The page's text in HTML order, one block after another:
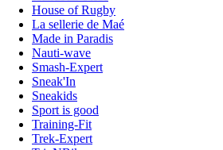
House of Rugby
La sellerie de Maé
Made in Paradis
Nauti-wave
Smash-Expert
Sneak'In
Sneakids
Sport is good
Training-Fit
Trek-Expert